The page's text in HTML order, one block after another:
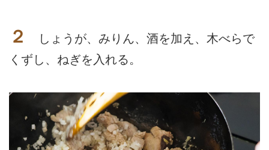
２
しょうが、みりん、酒を加え、木べらで
くずし、ねぎを入れる。